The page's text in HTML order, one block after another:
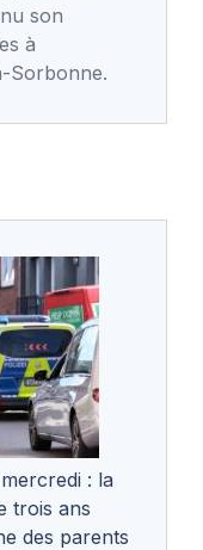
son
à
Sorbonne.
: la
trois ans
des parents